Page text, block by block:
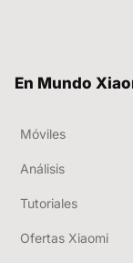
En Mundo
Móviles
Análisis
Tutoriales
Ofertas Xiaomi